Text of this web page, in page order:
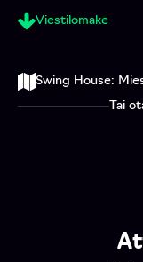
Viestilomake
Swing House:
Tai